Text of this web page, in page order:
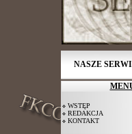
NASZE
WSTĘP
REDAKCJA
KONTAKT